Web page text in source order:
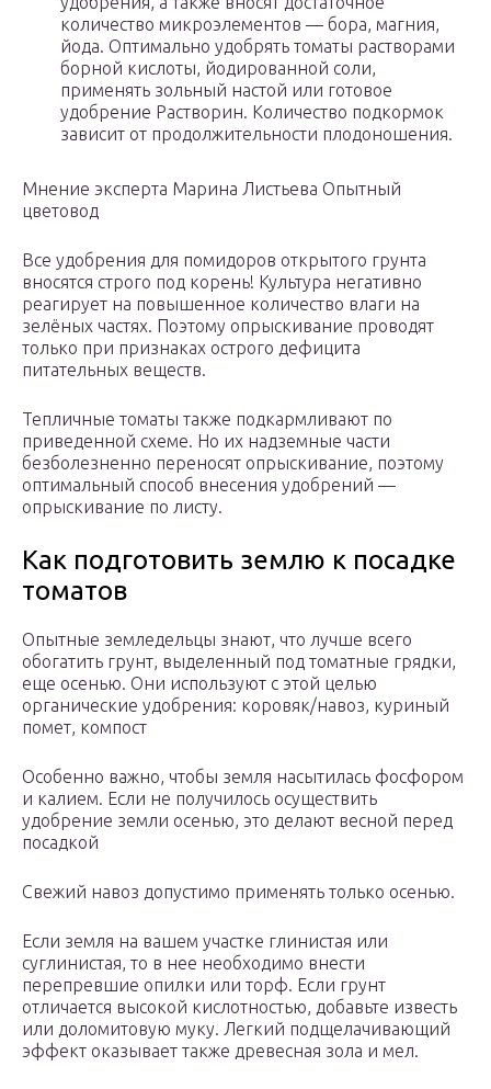
количество микроэлементов — бора, магния,
йода. Оптимально удобрять томаты растворами
борной кислоты, йодированной соли,
применять зольный настой или готовое
удобрение Растворин. Количество подкормок
зависит от продолжительности плодоношения.
Мнение эксперта Марина Листьева Опытный
цветовод
Все удобрения для помидоров открытого грунта
вносятся строго под корень! Культура негативно
реагирует на повышенное количество влаги на
зелёных частях. Поэтому опрыскивание проводят
только при признаках острого дефицита
питательных веществ.
Тепличные томаты также подкармливают по
приведенной схеме. Но их надземные части
безболезненно переносят опрыскивание, поэтому
оптимальный способ внесения удобрений —
опрыскивание по листу.
Как подготовить землю к посадке
томатов
Опытные земледельцы знают, что лучше всего
обогатить грунт, выделенный под томатные грядки,
еще осенью. Они используют с этой целью
органические удобрения: коровяк/навоз, куриный
помет, компост
Особенно важно, чтобы земля насытилась фосфором
и калием. Если не получилось осуществить
удобрение земли осенью, это делают весной перед
посадкой
Свежий навоз допустимо применять только осенью.
Если земля на вашем участке глинистая или
суглинистая, то в нее необходимо внести
перепревшие опилки или торф. Если грунт
отличается высокой кислотностью, добавьте известь
или доломитовую муку. Легкий подщелачивающий
эффект оказывает также древесная зола и мел.